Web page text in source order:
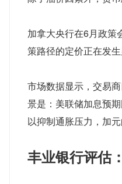
加拿大央行在6月政策
策路径的定价正在发生
市场数据显示，交易
景是：美联储加息预
以抑制通胀压力，加
丰业银行评估